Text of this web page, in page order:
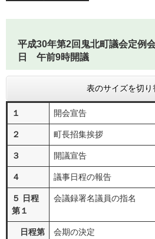
平成30年第2回鬼北町議会定例
日 午前9時開議
表のサイズを切り
１ 開会宣告
２ 町長招集挨拶
３ 開議宣告
４ 議事日程の報告
５ 日程
第１
会議録署名議員の指名
日程第
会期の決定